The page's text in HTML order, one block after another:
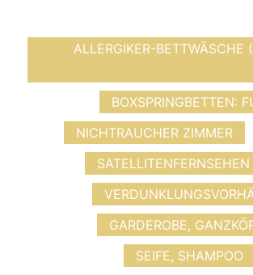
ALLERGIKER-BETTWÄSCHE
BOXSPRINGBETTEN:
NICHTRAUCHER ZIMMER
GARDEROBE,
SEIFE, SHAMPOO